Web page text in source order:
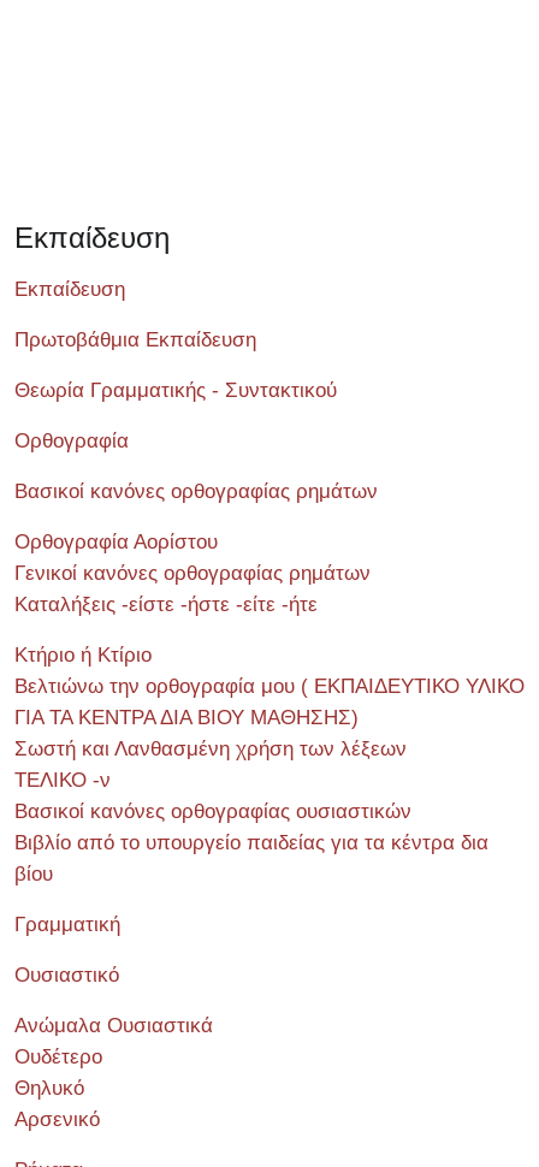
Εκπαίδευση
Εκπαίδευση
Πρωτοβάθμια Εκπαίδευση
Θεωρία Γραμματικής - Συντακτικού
Ορθογραφία
Βασικοί κανόνες ορθογραφίας ρημάτων
Ορθογραφία Αορίστου
Γενικοί κανόνες ορθογραφίας ρημάτων
Καταλήξεις -είστε -ήστε -είτε -ήτε
Κτήριο ή Κτίριο
Βελτιώνω την ορθογραφία μου ( ΕΚΠΑΙΔΕΥΤΙΚΟ ΥΛΙΚΟ
ΓΙΑ ΤΑ ΚΕΝΤΡΑ ΔΙΑ ΒΙΟΥ ΜΑΘΗΣΗΣ)
Σωστή και Λανθασμένη χρήση των λέξεων
ΤΕΛΙΚΟ -ν
Βασικοί κανόνες ορθογραφίας ουσιαστικών
Βιβλίο από το υπουργείο παιδείας για τα κέντρα δια
βίου
Γραμματική
Ουσιαστικό
Ανώμαλα Ουσιαστικά
Ουδέτερο
Θηλυκό
Αρσενικό